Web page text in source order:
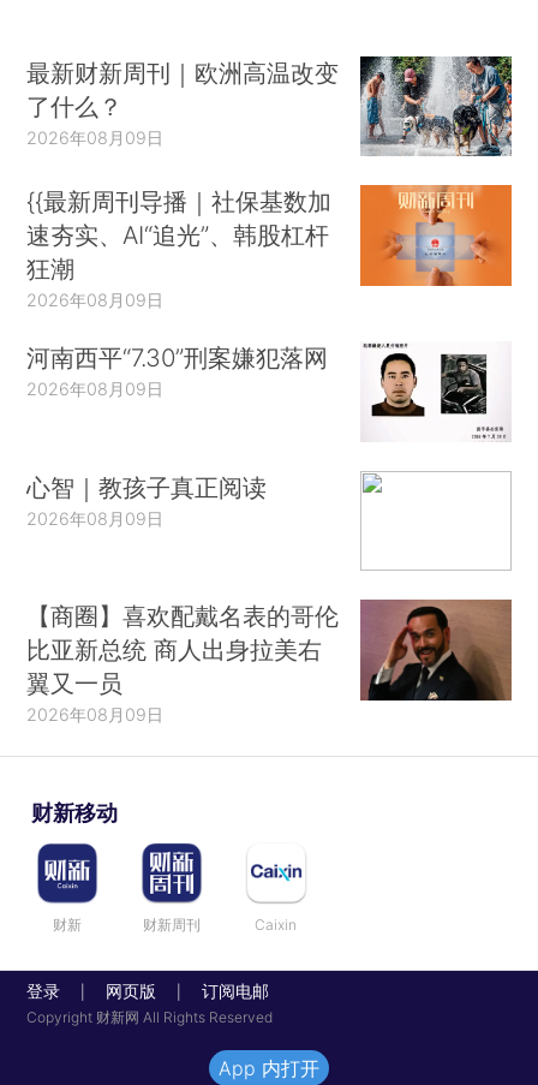
最新财新周刊｜欧洲高温改变
了什么？
2026年08月09日
{{最新周刊导播｜社保基数加
速夯实、AI“追光”、韩股杠杆
狂潮
2026年08月09日
河南西平“7.30”刑案嫌犯落网
2026年08月09日
心智｜教孩子真正阅读
2026年08月09日
【商圈】喜欢配戴名表的哥伦
比亚新总统 商人出身拉美右
翼又一员
2026年08月09日
财新移动
财新 财新周刊 Caixin
登录 网页版 订阅电邮
Copyright 财新网 All Rights Reserved
App 内打开